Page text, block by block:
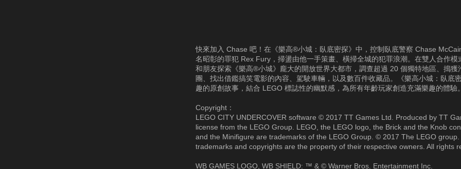
快來加入 Chase 吧！在《樂高®小城：臥底密探》中，控制臥底警察 Chase
名昭彰的罪犯 Rex Fury，掃盪由他一手策畫、橫掃全城的犯罪浪潮。在雙人合作模
和朋友探索《樂高®小城》龐大的開放世界大都市，調查超過 20 個獨特地區、搗獲
團、找出借鑑搞笑電影的內容、駕駛車輛，以及數百件收藏品。《樂高小城：臥底
趣的原創故事，結合 LEGO 標誌性的幽默感，為所有年齡玩家創造充滿樂趣的體驗
Copyright：
LEGO CITY UNDERCOVER software © 2017 TT Games Ltd. Produced by TT
license from the LEGO Group. LEGO, the LEGO logo, the Brick and the Knob
and the Minifigure are trademarks of the LEGO Group. © 2017 The LEGO group.
trademarks and copyrights are the property of their respective owners. All rights
WB GAMES LOGO, WB SHIELD: ™ & © Warner Bros. Entertainment Inc.